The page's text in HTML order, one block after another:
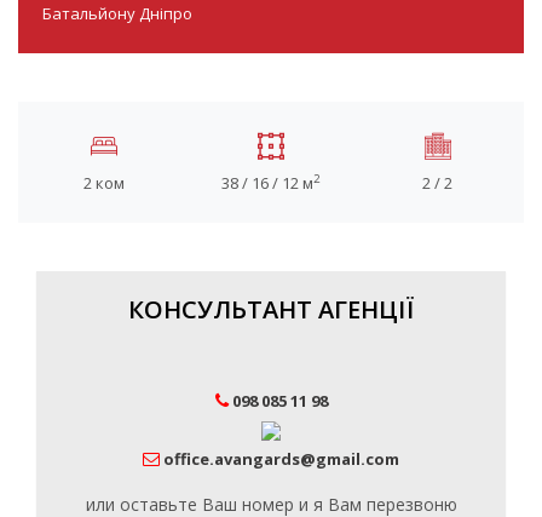
Батальйону Дніпро
2 ком 38 / 16 / 12 м2 2 / 2
КОНСУЛЬТАНТ АГЕНЦІЇ
098 085 11 98
office.avangards@gmail.com
или оставьте Ваш номер и я Вам перезвоню